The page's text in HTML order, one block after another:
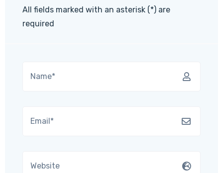
All fields marked with an asterisk (*) are
required